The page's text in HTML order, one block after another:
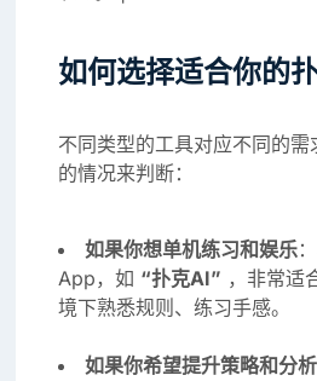
如何选择适合你的扑
不同类型的工具对应不同的
的情况来判断：
如果你想单机练习和娱乐
App，如 “扑克AI” ，非常适
境下熟悉规则、练习手感。
如果你希望提升策略和分